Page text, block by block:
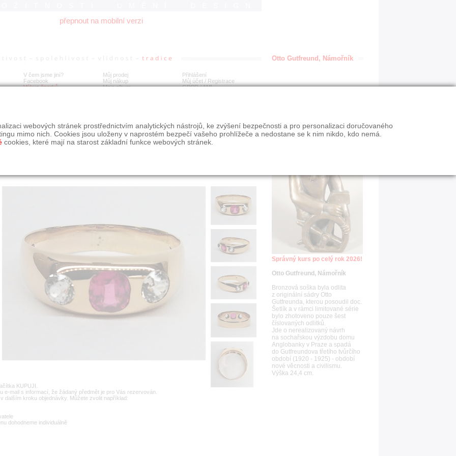
přepnout na mobilní verzi
V čem jsme jiní?
Facebook
Výkup šperků
Můj prodej
Můj nákup
Moje album
Přihlášení
Můj účet / Registrace
GDPR/AML
alianční vídeňský prsten s rubínem a leukosafíry
KUPUJI.
mail s informací, že žádaný předmět je pro Vás rezervován.
dalším kroku objednávky. Můžete zvolit například:
dohodneme individuálně
Otto Gutfreund, Námořník
Správný kurs po celý rok 2026!
Otto Gutfreund, Námořník
Bronzová soška byla odlita
z originální sádry Otto
Gutfreunda, kterou posoudil doc.
Šetlík a v rámci limitované série
bylo zhotoveno pouze šest
číslovaných odlitků.
Jde o nerealizovaný návrh
na sochařskou výzdobu domu
Anglobanky v Praze a spadá
do Gutfreundova třetího tvůrčího
období (1920 - 1925) - období
nové věcnosti a civilismu.
Výška 24,4 cm.
webových stránek prostřednictvím analytických nástrojů, ke zvýšení bezpečnosti a pro personalizaci doručovaného
mimo nich. Cookies jsou uloženy v naprostém bezpečí vašeho prohlížeče a nedostane se k nim nikdo, kdo nemá.
cookies, které mají na starost základní funkce webových stránek.